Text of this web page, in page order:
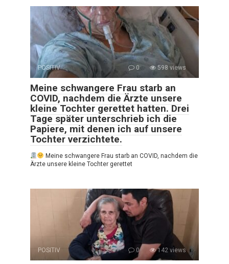
POSITIV 0 598 views
Meine schwangere Frau starb an
COVID, nachdem die Ärzte unsere
kleine Tochter gerettet hatten. Drei
Tage später unterschrieb ich die
Papiere, mit denen ich auf unsere
Tochter verzichtete.
Meine schwangere Frau starb an COVID, nachdem die
Ärzte unsere kleine Tochter gerettet
POSITIV 0 142 views